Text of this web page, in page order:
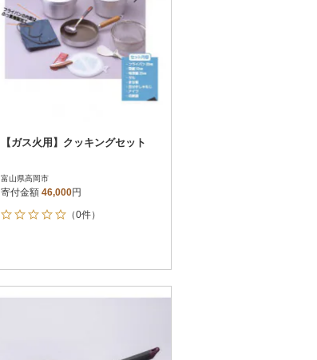
その他
さとふる限定のお礼品
さとふるアプリdeワンストップ申請
【ガス火用】クッキングセット
富山県高岡市
寄付金額 46,000円
（0件）